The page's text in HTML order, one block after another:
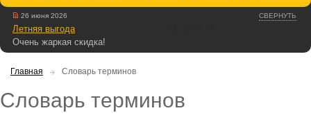
СВЕРНУТЬ
26 июня 2026
Летняя выгода
Очень жаркая скидка!
Главная Словарь терминов
Словарь терминов